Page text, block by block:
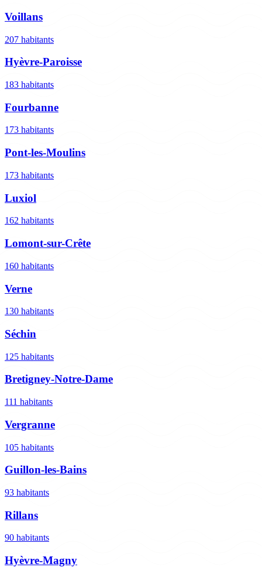
Voillans
207 habitants
Hyèvre-Paroisse
183 habitants
Fourbanne
173 habitants
Pont-les-Moulins
173 habitants
Luxiol
162 habitants
Lomont-sur-Crête
160 habitants
Verne
130 habitants
Séchin
125 habitants
Bretigney-Notre-Dame
111 habitants
Vergranne
105 habitants
Guillon-les-Bains
93 habitants
Rillans
90 habitants
Hyèvre-Magny